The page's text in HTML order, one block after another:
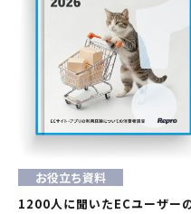
お役立ち資料
1200人に聞いたECユーザー